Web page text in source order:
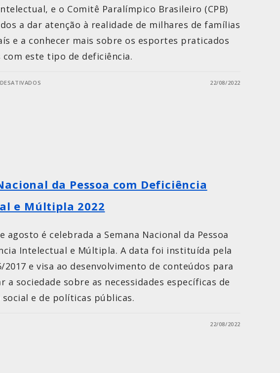
e o Comitê Paralímpico Brasileiro (CPB)
a dar atenção à realidade de milhares de famílias
e a conhecer mais sobre os esportes praticados
com este tipo de deficiência.
22/08/2022
da Pessoa com Deficiência
e Múltipla 2022
agosto é celebrada a Semana Nacional da Pessoa
Intelectual e Múltipla. A data foi instituída pela
2017 e visa ao desenvolvimento de conteúdos para
a sociedade sobre as necessidades específicas de
social e de políticas públicas.
22/08/2022